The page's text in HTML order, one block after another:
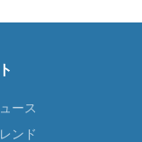
ース
ンド